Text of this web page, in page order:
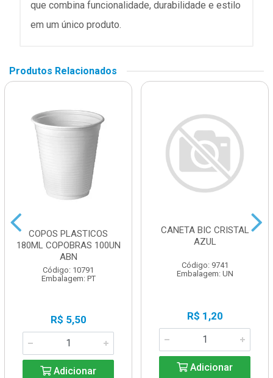
que combina funcionalidade, durabilidade e estilo
em um único produto.
Produtos Relacionados
COPOS PLASTICOS
180ML COPOBRAS 100UN
ABN
Código: 10791
Embalagem: PT
R$ 5,50
Adicionar
CANETA BIC CRISTAL
AZUL
Código: 9741
Embalagem: UN
R$ 1,20
Adicionar